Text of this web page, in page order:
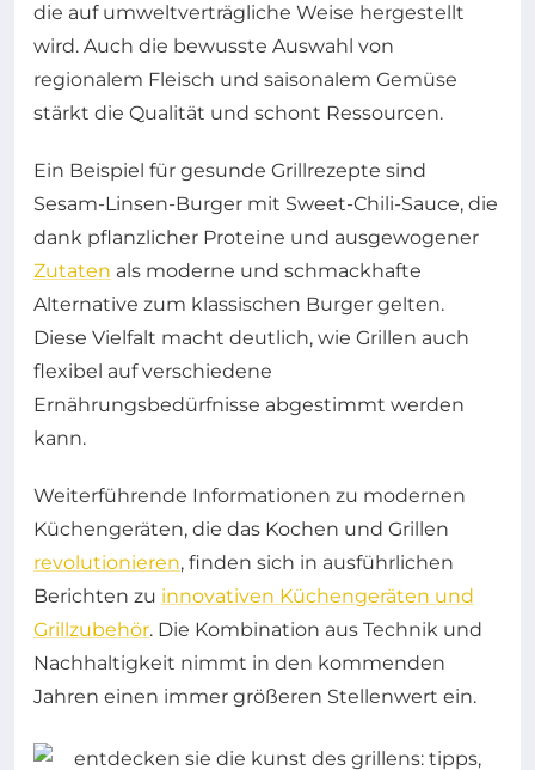
die auf umweltverträgliche Weise hergestellt
wird. Auch die bewusste Auswahl von
regionalem Fleisch und saisonalem Gemüse
stärkt die Qualität und schont Ressourcen.
Ein Beispiel für gesunde Grillrezepte sind
Sesam-Linsen-Burger mit Sweet-Chili-Sauce, die
dank pflanzlicher Proteine und ausgewogener
Zutaten als moderne und schmackhafte
Alternative zum klassischen Burger gelten.
Diese Vielfalt macht deutlich, wie Grillen auch
flexibel auf verschiedene
Ernährungsbedürfnisse abgestimmt werden
kann.
Weiterführende Informationen zu modernen
Küchengeräten, die das Kochen und Grillen
revolutionieren, finden sich in ausführlichen
Berichten zu innovativen Küchengeräten und
Grillzubehör. Die Kombination aus Technik und
Nachhaltigkeit nimmt in den kommenden
Jahren einen immer größeren Stellenwert ein.